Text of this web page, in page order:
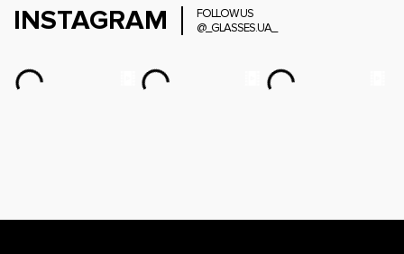
INSTAGRAM
FOLLOW US
@_GLASSES.UA_